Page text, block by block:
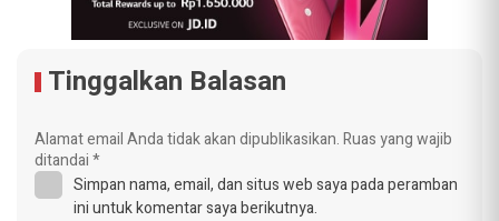
Tinggalkan Balasan
Alamat email Anda tidak akan dipublikasikan.Ruas yang wajib
ditandai*
Simpan nama, email, dan situs web saya pada peramban
ini untuk komentar saya berikutnya.